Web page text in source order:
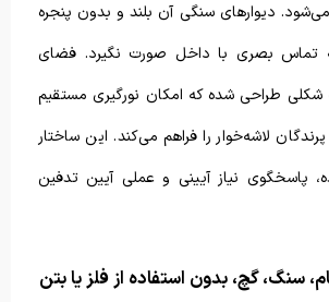
دیوارهای سنگی آن بلند و بدون پنجره
تماس بصری با داخل صورت نگیرد. فضای
شکلی طراحی شده که امکان نورگیری مستقیم
لاشه‌خوار را فراهم می‌کند. این ساختار
پاسخگوی نیاز آیینی و عملی آیین تدفین
سنگ، گچ، بدون استفاده از فلز یا بتن